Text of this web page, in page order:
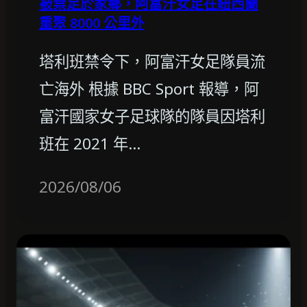
被禁足於家鄉，阿富汗女足在紐西蘭
重聚 8000 公里外
塔利班禁令下，阿富汗女足隊員流
亡海外 根據 BBC Sport 報導，阿
富汗國家女子足球隊的隊員因塔利
班在 2021 年…
2026/08/06